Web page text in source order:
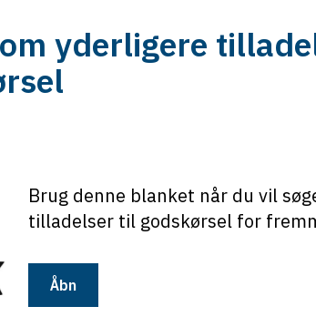
yderligere
Brug denne blanket når du vil
tilladelser til godskørsel for
Åbn